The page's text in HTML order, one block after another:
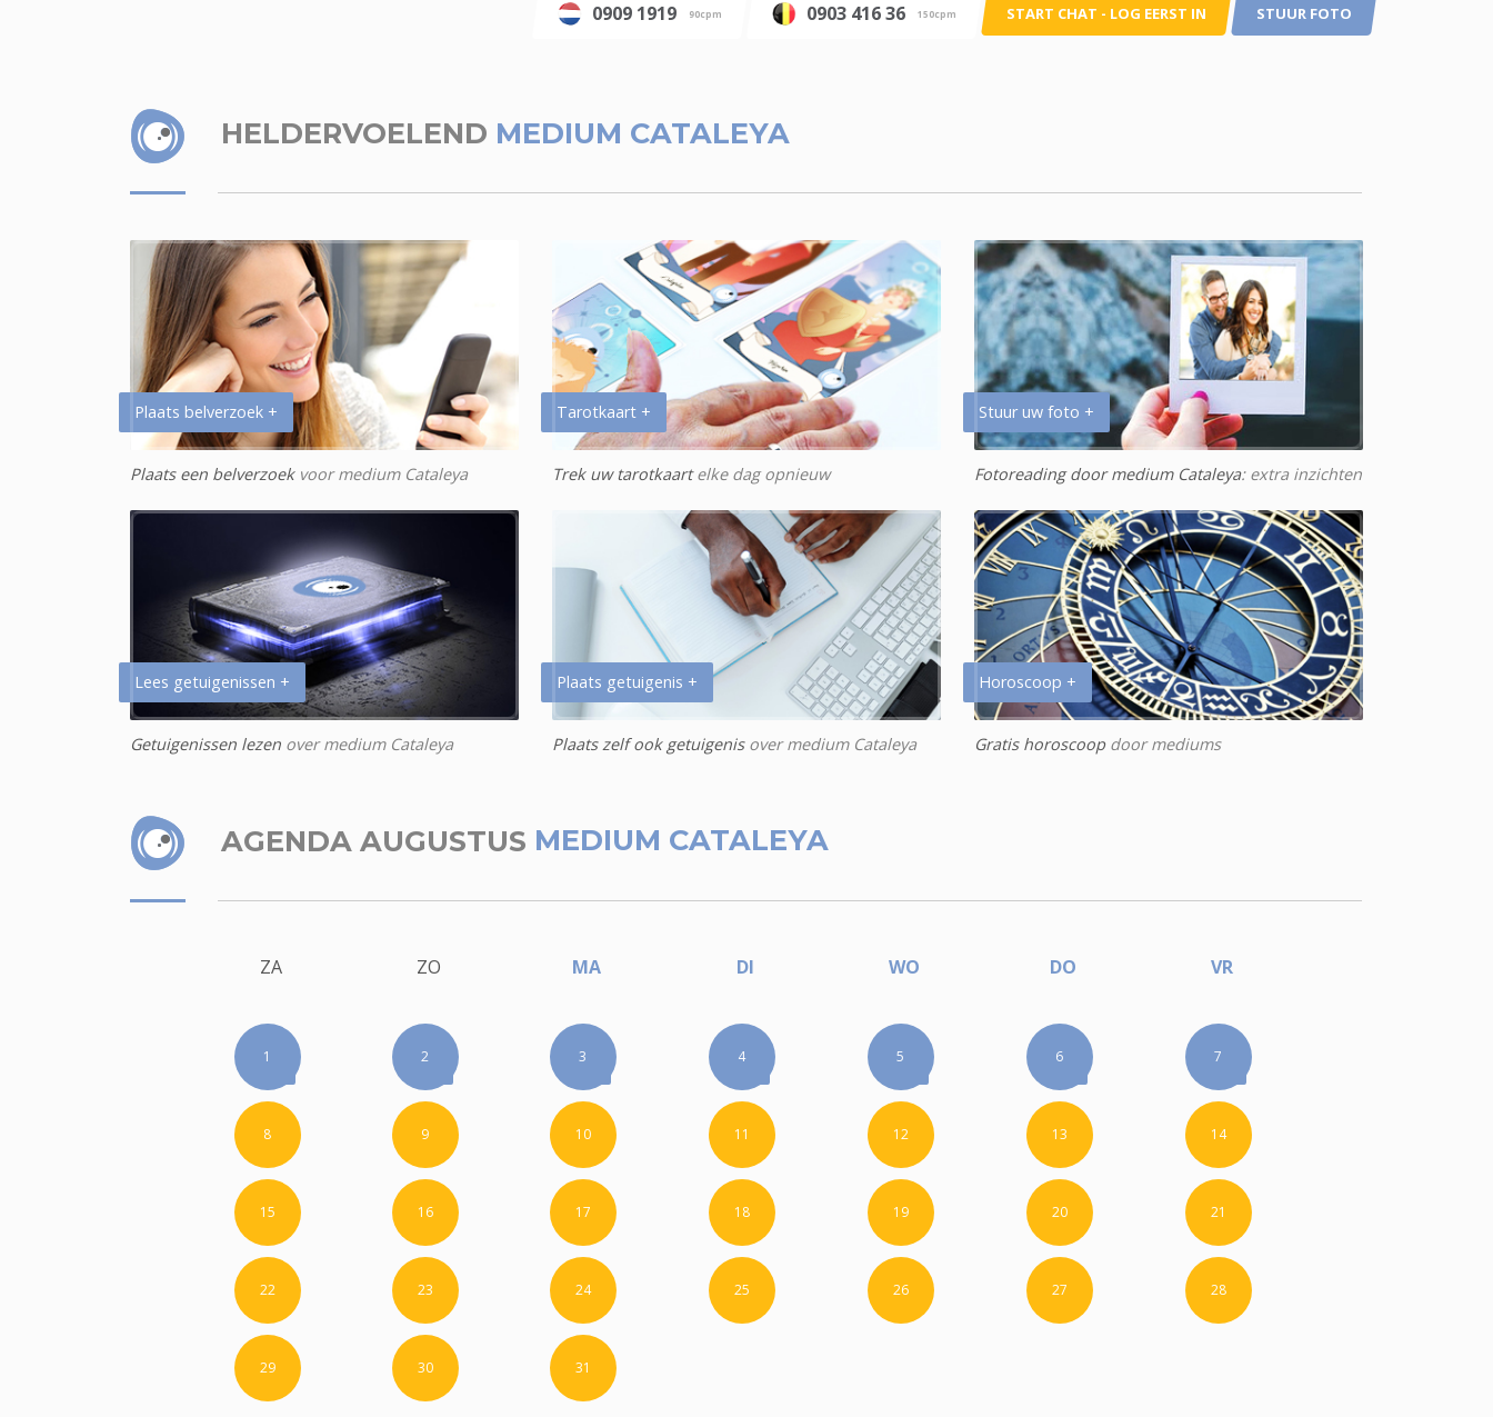
0909 1919 90cpm 0903 416 36 150cpm START CHAT - LOG EERST IN STUUR FOTO
HELDERVOELEND MEDIUM CATALEYA
Plaats belverzoek +
Plaats een belverzoekvoor medium Cataleya
Tarotkaart +
Trek uw tarotkaartelke dag opnieuw
Stuur uw foto +
Fotoreading door medium Cataleya: extra inzichten
Lees getuigenissen +
Getuigenissen lezen over medium Cataleya
Plaats getuigenis +
Plaats zelf ook getuigenisover medium Cataleya
Horoscoop +
Gratis horoscoopdoor mediums
AGENDA AUGUSTUS MEDIUM CATALEYA
ZA ZO MA DI WO DO VR
1 2 3 4 5 6 7
8 9 10 11 12 13 14
15 16 17 18 19 20 21
22 23 24 25 26 27 28
29 30 31